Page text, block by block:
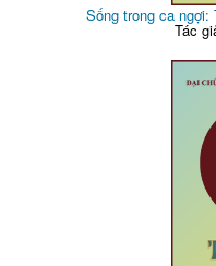
Sống trong ca
Tác